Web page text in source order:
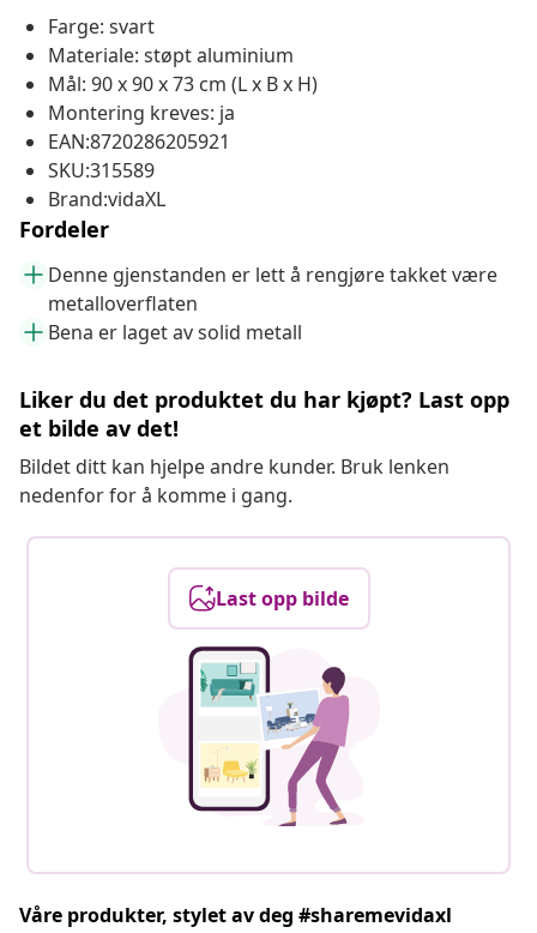
Farge: svart
Materiale: støpt aluminium
Mål: 90 x 90 x 73 cm (L x B x H)
Montering kreves: ja
EAN:8720286205921
SKU:315589
Brand:vidaXL
Fordeler
Denne gjenstanden er lett å rengjøre takket være
metalloverflaten
Bena er laget av solid metall
Liker du det produktet du har kjøpt? Last opp
et bilde av det!
Bildet ditt kan hjelpe andre kunder. Bruk lenken
nedenfor for å komme i gang.
Last opp bilde
Våre produkter, stylet av deg #sharemevidaxl